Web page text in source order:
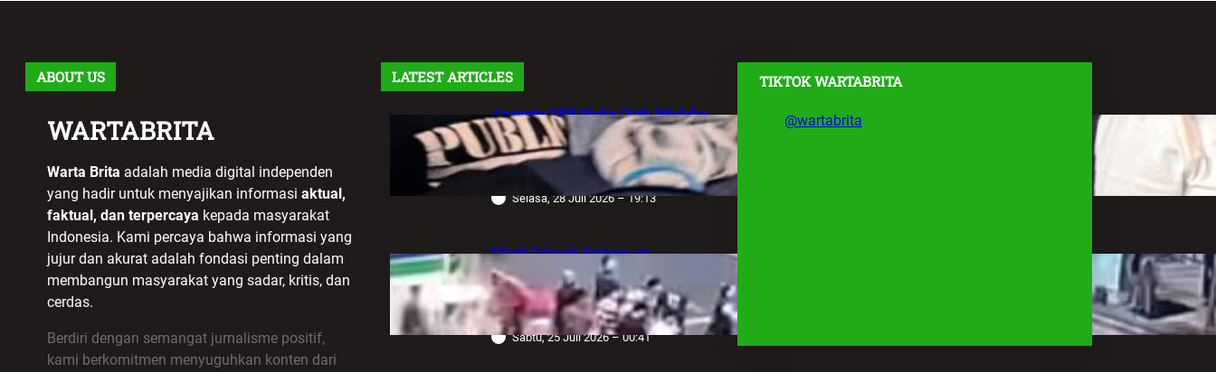
ABOUT US
WARTABRITA
Warta Brita adalah media digital independen
yang hadir untuk menyajikan informasi aktual,
faktual, dan terpercaya kepada masyarakat
Indonesia. Kami percaya bahwa informasi yang
jujur dan akurat adalah fondasi penting dalam
membangun masyarakat yang sadar, kritis, dan
cerdas.
Berdiri dengan semangat jurnalisme positif,
kami berkomitmen menyuguhkan konten dari
LATEST ARTICLES
Anggota DPR Rieke Diah Pitaloka
Soroti Maraknya Aksi Main Hakim
Sendiri, Desak Negara Tegakkan
Hukum
Selasa, 28 Juli 2026 – 19:13
Viral! Cekcok Satpam vs
Pengemudi Alphard di Bundaran HI,
Berujung Terungkap Sang Sopir
Anggota Polda Jabar
Sabtu, 25 Juli 2026 – 00:41
TIKTOK WARTABRITA
@wartabrita